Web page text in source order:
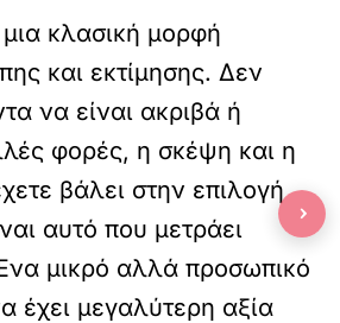
κλασική μορφή
και εκτίμησης. Δεν
να είναι ακριβά ή
φορές, η σκέψη και η
βάλει στην επιλογή
αυτό που μετράει
μικρό αλλά προσωπικό
έχει μεγαλύτερη αξία
›